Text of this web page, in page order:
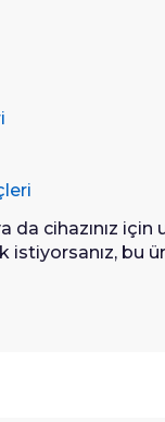
da cihazınız
bu